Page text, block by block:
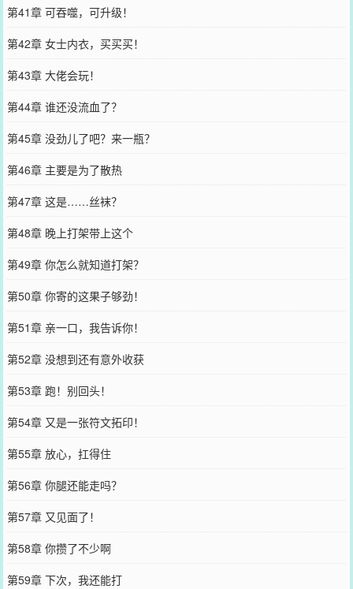
第41章 可吞噬，可升级！
第42章 女士内衣，买买买！
第43章 大佬会玩！
第44章 谁还没流血了？
第45章 没劲儿了吧？来一瓶？
第46章 主要是为了散热
第47章 这是……丝袜？
第48章 晚上打架带上这个
第49章 你怎么就知道打架？
第50章 你寄的这果子够劲！
第51章 亲一口，我告诉你！
第52章 没想到还有意外收获
第53章 跑！别回头！
第54章 又是一张符文拓印！
第55章 放心，扛得住
第56章 你腿还能走吗？
第57章 又见面了！
第58章 你攒了不少啊
第59章 下次，我还能打